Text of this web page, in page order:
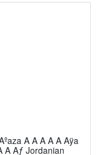
A A A A A Aÿa
A Aƒ Jordanian